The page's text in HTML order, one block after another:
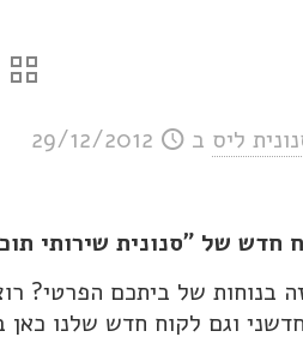
ליס ב 29/12/2012
חדש של "סנונית שירותי
של ביתכם הפרטי?
וגם לקוח חדש שלנו כאן